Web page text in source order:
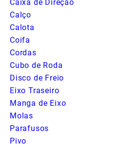
Caixa de Direção
Calço
Calota
Coifa
Cordas
Cubo de Roda
Disco de Freio
Eixo Traseiro
Manga de Eixo
Molas
Parafusos
Pivo